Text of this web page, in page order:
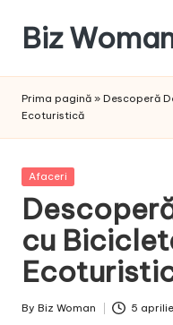
content
Biz
succesul
Prima pagină » Descoperă
Ecoturistică
Posted
Afaceri
cu
Posted
By Biz Woman 5